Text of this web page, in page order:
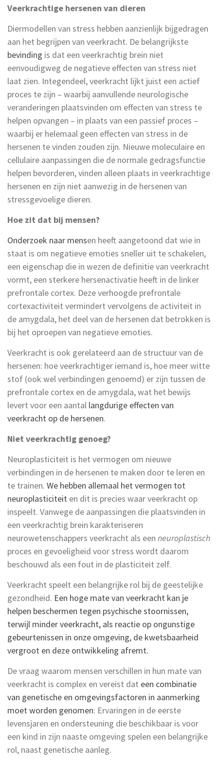
Veerkrachtige hersenen van dieren
Diermodellen van stress hebben aanzienlijk bijgedragen
aan het begrijpen van veerkracht. De belangrijkste
bevinding is dat een veerkrachtig brein niet
eenvoudigweg de negatieve effecten van stress niet
laat zien. Integendeel, veerkracht lijkt juist een actief
proces te zijn – waarbij aanvullende neurologische
veranderingen plaatsvinden om effecten van stress te
helpen opvangen – in plaats van een passief proces –
waarbij er helemaal geen effecten van stress in de
hersenen te vinden zouden zijn. Nieuwe moleculaire en
cellulaire aanpassingen die de normale gedragsfunctie
helpen bevorderen, vinden alleen plaats in veerkrachtige
hersenen en zijn niet aanwezig in de hersenen van
stressgevoelige dieren.
Hoe zit dat bij mensen?
Onderzoek naar mensen heeft aangetoond dat wie in
staat is om negatieve emoties sneller uit te schakelen,
een eigenschap die in wezen de definitie van veerkracht
vormt, een sterkere hersenactivatie heeft in de linker
prefrontale cortex. Deze verhoogde prefrontale
cortexactiviteit vermindert vervolgens de activiteit in
de amygdala, het deel van de hersenen dat betrokken is
bij het oproepen van negatieve emoties.
Veerkracht is ook gerelateerd aan de structuur van de
hersenen: hoe veerkrachtiger iemand is, hoe meer witte
stof (ook wel verbindingen genoemd) er zijn tussen de
prefrontale cortex en de amygdala, wat het bewijs
levert voor een aantal langdurige effecten van
veerkracht op de hersenen.
Niet veerkrachtig genoeg?
Neuroplasticiteit is het vermogen om nieuwe
verbindingen in de hersenen te maken door te leren en
te trainen. We hebben allemaal het vermogen tot
neuroplasticiteit en dit is precies waar veerkracht op
inspeelt. Vanwege de aanpassingen die plaatsvinden in
een veerkrachtig brein karakteriseren
neurowetenschappers veerkracht als een neuroplastisch
proces en gevoeligheid voor stress wordt daarom
beschouwd als een fout in de plasticiteit zelf.
Veerkracht speelt een belangrijke rol bij de geestelijke
gezondheid. Een hoge mate van veerkracht kan je
helpen beschermen tegen psychische stoornissen,
terwijl minder veerkracht, als reactie op ongunstige
gebeurtenissen in onze omgeving, de kwetsbaarheid
vergroot en deze ontwikkeling afremt.
De vraag waarom mensen verschillen in hun mate van
veerkracht is complex en vereist dat een combinatie
van genetische en omgevingsfactoren in aanmerking
moet worden genomen: Ervaringen in de eerste
levensjaren en ondersteuning die beschikbaar is voor
een kind in zijn naaste omgeving spelen een belangrijke
rol, naast genetische aanleg.